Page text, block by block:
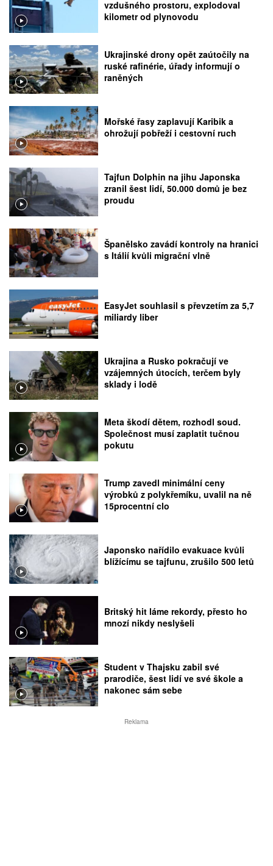
vzdušného prostoru, explodoval
kilometr od plynovodu
Ukrajinské drony opět zaútočily na
ruské rafinérie, úřady informují o
raněných
Mořské řasy zaplavují Karibik a
ohrožují pobřeží i cestovní ruch
Tajfun Dolphin na jihu Japonska
zranil šest lidí, 50.000 domů je bez
proudu
Španělsko zavádí kontroly na hranici
s Itálií kvůli migrační vlně
EasyJet souhlasil s převzetím za 5,7
miliardy liber
Ukrajina a Rusko pokračují ve
vzájemných útocích, terčem byly
sklady i lodě
Meta škodí dětem, rozhodl soud.
Společnost musí zaplatit tučnou
pokutu
Trump zavedl minimální ceny
výrobků z polykřemíku, uvalil na ně
15procentní clo
Japonsko nařídilo evakuace kvůli
blížícímu se tajfunu, zrušilo 500 letů
Britský hit láme rekordy, přesto ho
mnozí nikdy neslyšeli
Student v Thajsku zabil své
prarodiče, šest lidí ve své škole a
nakonec sám sebe
Reklama